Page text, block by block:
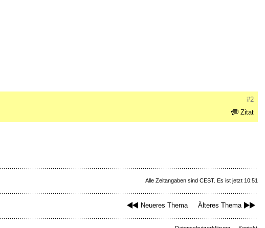
#2
Zitat
Alle Zeitangaben sind CEST. Es ist jetzt 10:51
Neueres Thema Älteres Thema